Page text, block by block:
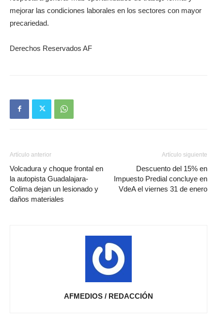
mejorar las condiciones laborales en los sectores con mayor
precariedad.
Derechos Reservados AF
Artículo anterior
Volcadura y choque frontal en
la autopista Guadalajara-
Colima dejan un lesionado y
daños materiales
Artículo siguiente
Descuento del 15% en
Impuesto Predial concluye en
VdeA el viernes 31 de enero
AFMEDIOS / REDACCIÓN